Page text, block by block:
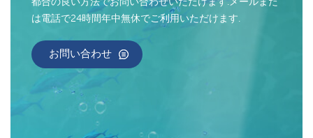
は電話で24時間年中無休でご利用いただけます.
お問い合わせ